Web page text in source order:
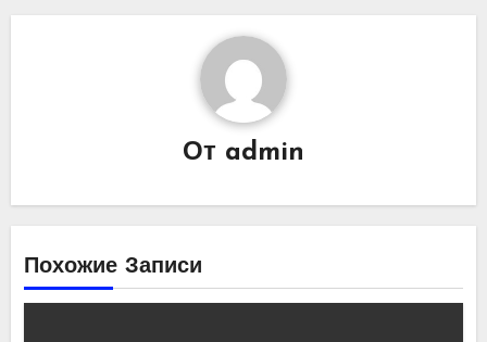
От admin
Похожие Записи